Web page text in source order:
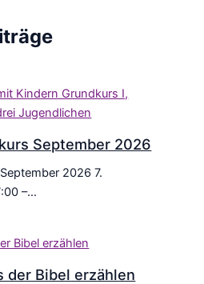
September 2026
2026 7.
–…
der Bibel erzählen